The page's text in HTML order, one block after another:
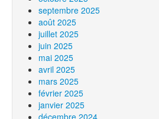
septembre 2025
août 2025
juillet 2025
juin 2025
mai 2025
avril 2025
mars 2025
février 2025
janvier 2025